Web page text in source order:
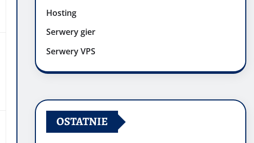
Hosting
Serwery gier
Serwery VPS
OSTATNIE